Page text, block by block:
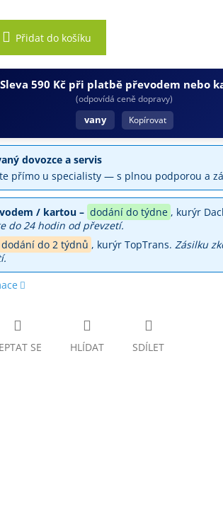
Přidat do košíku
Sleva 590 Kč při platbě převodem nebo
(odpovídá ceně dopravy)
vany Kopírovat
dovozce a servis
přímo u specialisty — s plnou podporou a
/ kartou – dodání do týdne , kurýr
do 24 hodin od převzetí.
dodání do 2 týdnů , kurýr TopTrans.Zásilku
SE HLÍDAT SDÍLET